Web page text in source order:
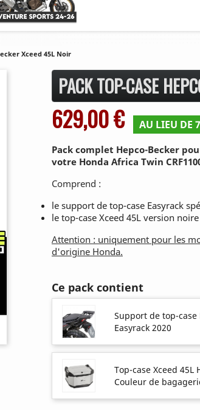
Xceed 45L Noir
PACK TOP-CASE
629,00 € AU LIEU DE
Pack complet Hepco-Becker
votre Honda Africa Twin
Comprend :
le support de top-case Easyrack
le top-case Xceed 45L version noire
Attention : uniquement pour les
d'origine Honda.
Ce pack contient
Support de top-case
Easyrack 2020
Top-case Xceed 45L
Couleur de